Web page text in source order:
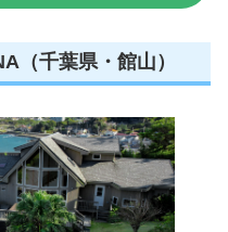
（千葉県・館山）